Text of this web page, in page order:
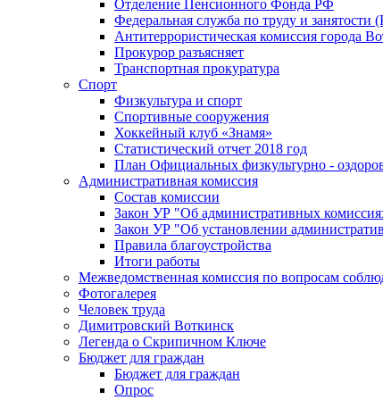
Отделение Пенсионного Фонда РФ
Федеральная служба по труду и занятости
Антитеррористическая комиссия города
Прокурор разъясняет
Транспортная прокуратура
Спорт
Физкультура и спорт
Спортивные сооружения
Хоккейный клуб «Знамя»
Статистический отчет 2018 год
План Официальных физкультурно -
Административная комиссия
Состав комиссии
Закон УР "Об административных
Закон УР "Об установлении
Правила благоустройства
Итоги работы
Межведомственная комиссия по вопросам
Фотогалерея
Человек труда
Димитровский Воткинск
Легенда о Скрипичном Ключе
Бюджет для граждан
Бюджет для граждан
Опрос